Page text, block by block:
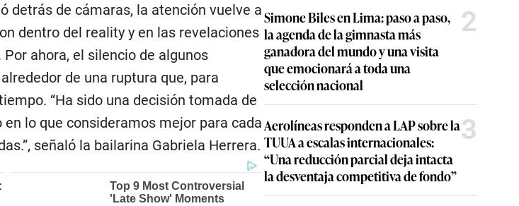
detrás de cámaras, la atención vuelve a
dentro del reality y en las revelaciones
ahora, el silencio de algunos
de una ruptura que, para
“Ha sido una decisión tomada de
lo que consideramos mejor para cada
señaló la bailarina Gabriela Herrera.
Simone Biles en Lima: paso a paso,
la agenda de la gimnasta más
ganadora del mundo y una visita
que emocionará a toda una
selección nacional
2
Aerolíneas responden a LAP sobre la
TUUA a escalas internacionales:
“Una reducción parcial deja intacta
la desventaja competitiva de fondo”
3